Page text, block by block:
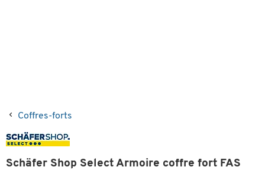
Coffres-forts
Schäfer Shop Select Armoire coffre fort FAS